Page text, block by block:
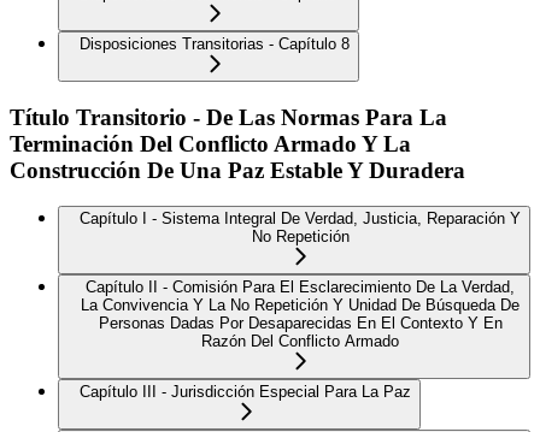
Disposiciones Transitorias - Capítulo 8
Título Transitorio - De Las Normas Para La
Terminación Del Conflicto Armado Y La
Construcción De Una Paz Estable Y Duradera
Capítulo I - Sistema Integral De Verdad, Justicia, Reparación Y
No Repetición
Capítulo II - Comisión Para El Esclarecimiento De La Verdad,
La Convivencia Y La No Repetición Y Unidad De Búsqueda De
Personas Dadas Por Desaparecidas En El Contexto Y En
Razón Del Conflicto Armado
Capítulo III - Jurisdicción Especial Para La Paz